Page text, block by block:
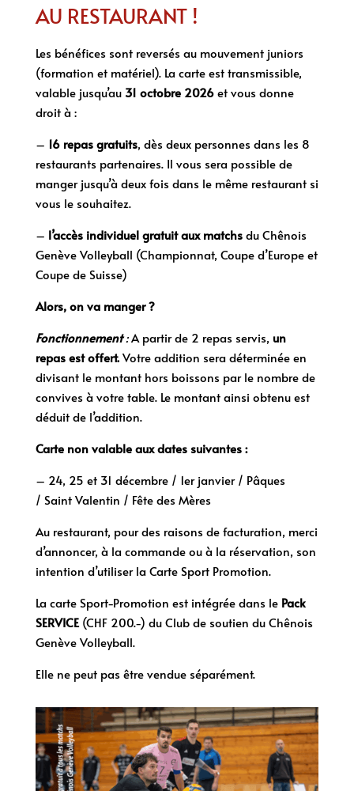
AU RESTAURANT !
Les bénéfices sont reversés au mouvement juniors
(formation et matériel). La carte est transmissible,
valable jusqu’au 31 octobre 2026et vous donne
droit à :
– 16 repas gratuits, dès deux personnes dans les 8
restaurants partenaires. Il vous sera possible de
manger jusqu’à deux fois dans le même restaurant si
vous le souhaitez.
– l’accès individuel gratuit aux matchsdu Chênois
Genève Volleyball (Championnat, Coupe d’Europe et
Coupe de Suisse)
Alors, on va manger ?
Fonctionnement:A partir de 2 repas servis, un
repas est offert.Votre addition sera déterminée en
divisant le montant hors boissons par le nombre de
convives à votre table. Le montant ainsi obtenu est
déduit de l’addition.
Carte non valable aux dates suivantes :
– 24, 25 et 31 décembre / 1er janvier / Pâques
/ Saint Valentin / Fête des Mères
Au restaurant, pour des raisons de facturation, merci
d’annoncer, à la commande ou à la réservation, son
intention d’utiliser la Carte Sport Promotion.
La carte Sport-Promotion est intégrée dans le Pack
SERVICE(CHF 200.-) du Club de soutien du Chênois
Genève Volleyball.
Elle ne peut pas être vendue séparément.